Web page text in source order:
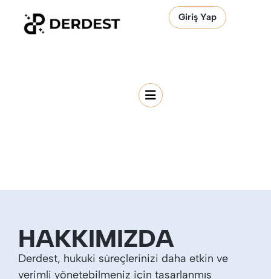
Giriş Yap
HAKKIMIZDA
Derdest, hukuki süreçlerinizi daha etkin ve
verimli yönetebilmeniz için tasarlanmış